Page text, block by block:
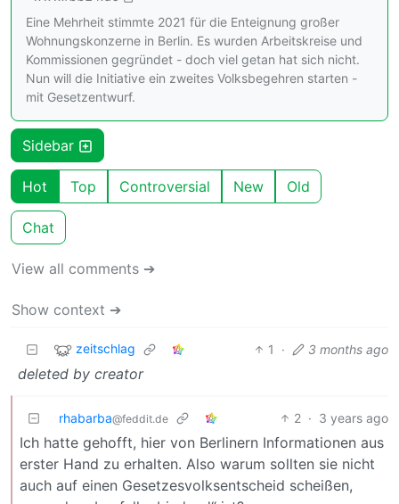
Eine Mehrheit stimmte 2021 für die Enteignung großer
Wohnungskonzerne in Berlin. Es wurden Arbeitskreise und
Kommissionen gegründet - doch viel getan hat sich nicht.
Nun will die Initiative ein zweites Volksbegehren starten -
mit Gesetzentwurf.
Sidebar
Hot Top Controversial New Old
Chat
View all comments ➔
Show context ➔
zeitschlag 1 · 3 months ago
deleted by creator
rhabarba@feddit.de 2 · 3 years ago
Ich hatte gehofft, hier von Berlinern Informationen aus
erster Hand zu erhalten. Also warum sollten sie nicht
auch auf einen Gesetzesvolksentscheid scheißen,